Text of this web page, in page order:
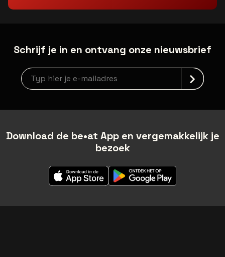
Schrijf je in en ontvang onze nieuwsbrief
Nieuwsbrief aanmelding
Download de be•at App en vergemakkelijk je
bezoek